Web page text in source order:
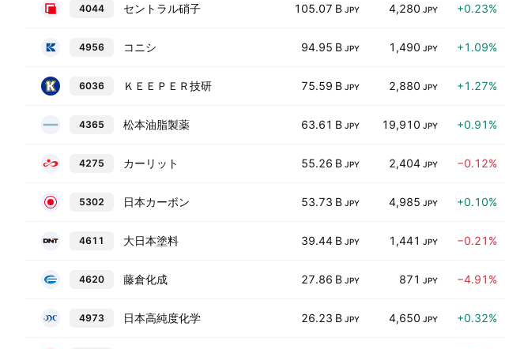
4044 セントラル硝子 105.07 B JPY 4,280 JPY +0.23%
4956 コニシ 94.95 B JPY 1,490 JPY +1.09%
6036 ＫＥＥＰＥＲ技研 75.59 B JPY 2,880 JPY +1.27%
4365 松本油脂製薬 63.61 B JPY 19,910 JPY +0.91%
4275 カーリット 55.26 B JPY 2,404 JPY −0.12%
5302 日本カーボン 53.73 B JPY 4,985 JPY +0.10%
4611 大日本塗料 39.44 B JPY 1,441 JPY −0.21%
4620 藤倉化成 27.86 B JPY 871 JPY −4.91%
4973 日本高純度化学 26.23 B JPY 4,650 JPY +0.32%